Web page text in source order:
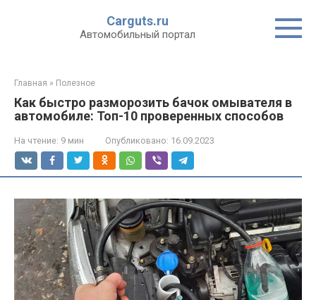
Carguts.ru
Автомобильный портал
Главная » Полезное
Как быстро разморозить бачок омывателя в
автомобиле: Топ-10 проверенных способов
На чтение: 9 мин Опубликовано: 16.09.2023